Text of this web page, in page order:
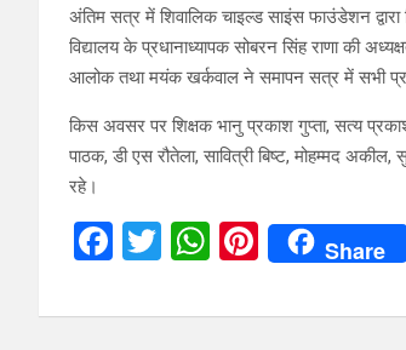
अंतिम सत्र में शिवालिक चाइल्ड साइंस फाउंडेशन द्वारा
विद्यालय के प्रधानाध्यापक सोबरन सिंह राणा की
आलोक तथा मयंक खर्कवाल ने समापन सत्र में सभी
किस अवसर पर शिक्षक भानु प्रकाश गुप्ता, सत्य
पाठक, डी एस रौतेला, सावित्री बिष्ट, मोहम्मद
रहे।
F
ce
T
tt
W
at
Pi
er
Share